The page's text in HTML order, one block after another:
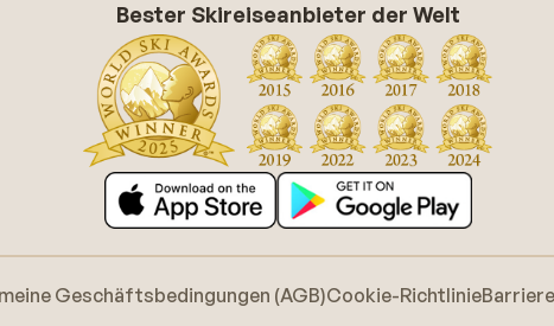
Bester Skireiseanbieter der Welt
Geschäftsbedingungen (AGB)Cookie-Richtlinie